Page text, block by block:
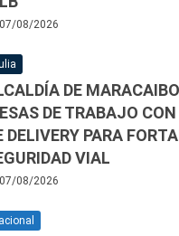
07/08/2026
DE
DE TRABAJO
DELIVERY PARA
VIAL
07/08/2026